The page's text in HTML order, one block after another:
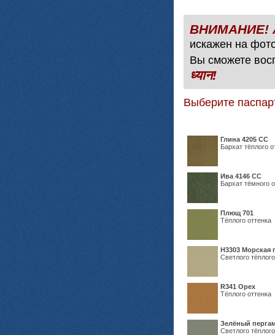
искажен на
Вы сможете
ध्यान!
Выберите
Глина 4205 СС
Бархат тёплого
Ива 4146 СС
Бархат тёмного
Плющ 701
Тёплого оттенка
H3303 Морская
Светлого
R341 Орех
Тёплого оттенка
Зелёный
Светлого